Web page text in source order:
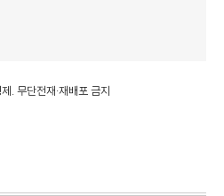
. 무단전재·재배포 금지